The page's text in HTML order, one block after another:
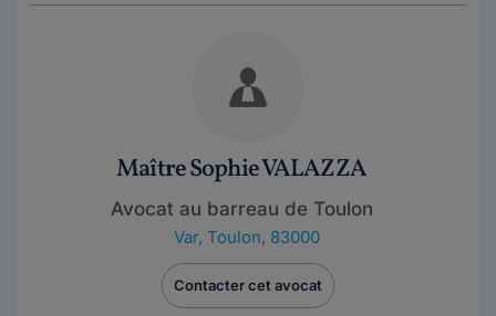
Maître Sophie VALAZZA
Avocat au barreau de Toulon
Var, Toulon, 83000
Contacter cet avocat